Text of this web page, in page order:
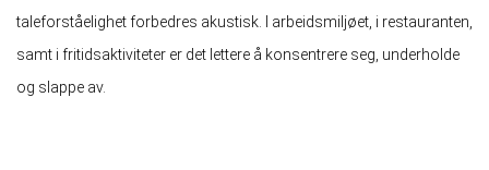
taleforståelighet forbedres akustisk. I arbeidsmiljøet, i restauranten,
samt i fritidsaktiviteter er det lettere å konsentrere seg, underholde
og slappe av.